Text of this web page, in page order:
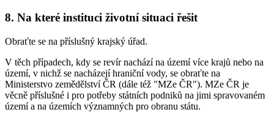
8. Na které instituci životní situaci řešit
Obraťte se na příslušný krajský úřad.
V těch případech, kdy se revír nachází na území více krajů nebo na
území, v nichž se nacházejí hraniční vody, se obraťte na
Ministerstvo zemědělství ČR (dále též "MZe ČR"). MZe ČR je
věcně příslušné i pro potřeby státních podniků na jimi spravovaném
území a na územích významných pro obranu státu.